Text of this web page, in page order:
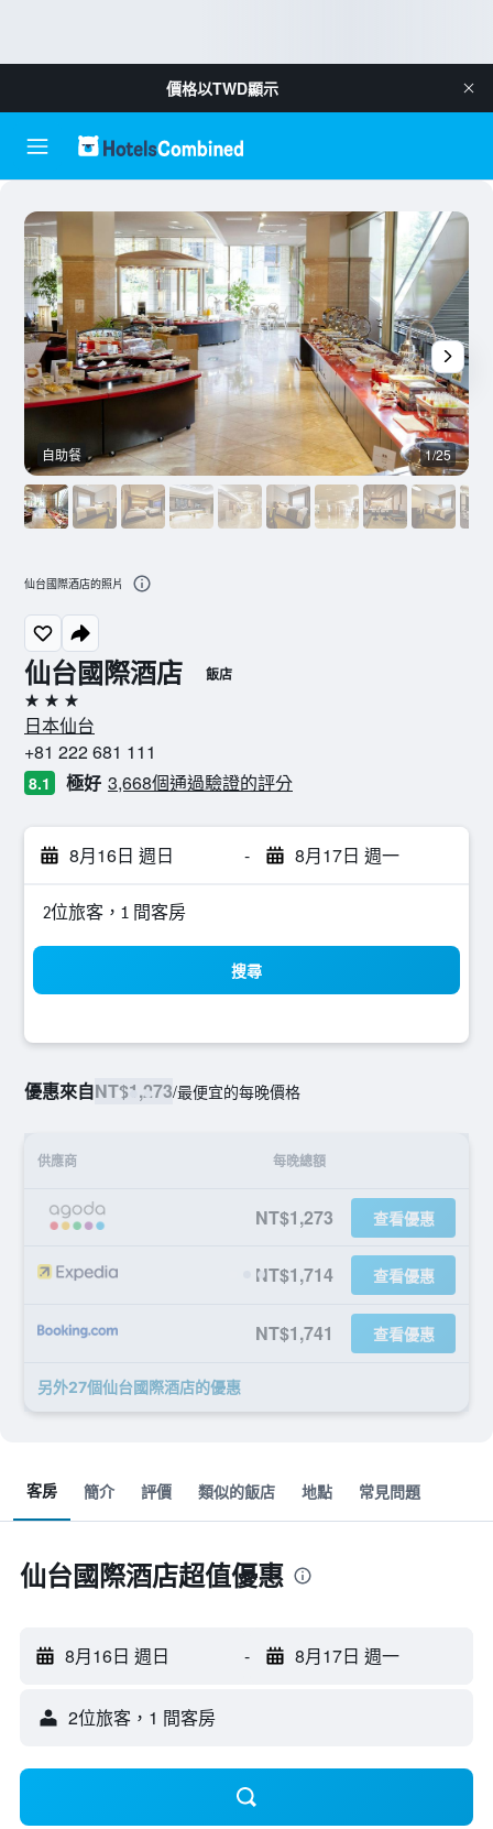
價格以TWD顯示
仙台國際酒店 飯店
3星級
日本仙台
+81 222 681 111
8.1 極好 3,668個通過驗證的評分
8月16日 週日 - 8月17日 週一
2位旅客，1 間客房
搜尋
優惠來自NT$1,273/最便宜的每晚價格
供應商 每晚總額
NT$1,273 查看優惠
NT$1,714 查看優惠
NT$1,741 查看優惠
另外27個仙台國際酒店​的優惠
自助餐 1/25
仙台國際酒店的照片
客房 簡介 評價 類似的飯店 地點 常見問題
仙台國際酒店超值優惠
8月16日 週日 - 8月17日 週一
2位旅客，1 間客房